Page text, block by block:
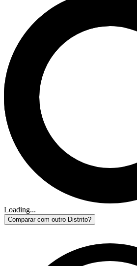
Loading...
Comparar com outro Distrito?